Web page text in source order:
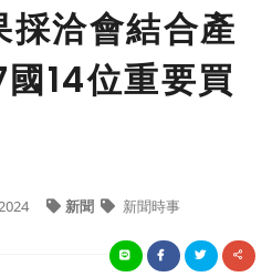
採洽會結合產
14位重要買
新聞 新聞時事